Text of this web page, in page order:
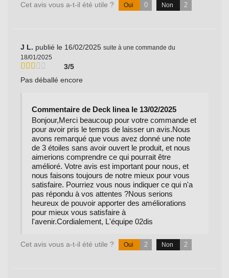
Cet avis vous a-t-il été utile ? Oui 0 Non 2
J L. publié le 16/02/2025 suite à une commande du
18/01/2025
3/5
Pas déballé encore
Commentaire de Deck linea le 13/02/2025
Bonjour,Merci beaucoup pour votre commande et
pour avoir pris le temps de laisser un avis.Nous
avons remarqué que vous avez donné une note
de 3 étoiles sans avoir ouvert le produit, et nous
aimerions comprendre ce qui pourrait être
amélioré. Votre avis est important pour nous, et
nous faisons toujours de notre mieux pour vous
satisfaire. Pourriez vous nous indiquer ce qui n'a
pas répondu à vos attentes ?Nous serions
heureux de pouvoir apporter des améliorations
pour mieux vous satisfaire à
l'avenir.Cordialement, L'équipe 02dis
Cet avis vous a-t-il été utile ? Oui 2 Non 2